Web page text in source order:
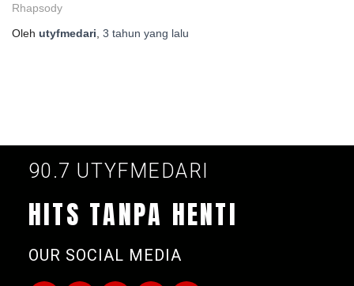
Rhapsody
Oleh utyfmedari 3 tahun yang lalu
90.7 UTYFMEDARI
HITS TANPA HENTI
OUR SOCIAL MEDIA